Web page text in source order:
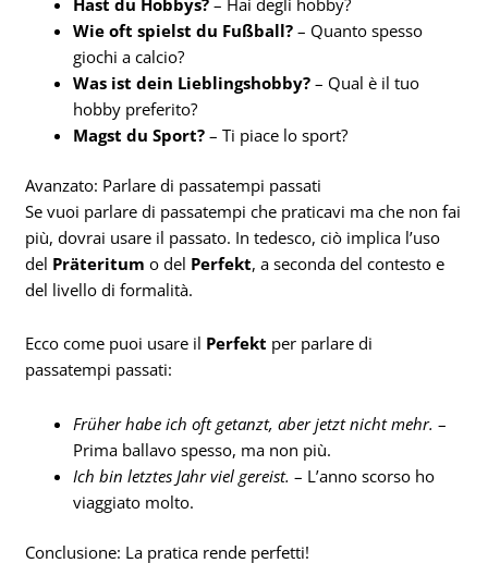
Hast du Hobbys? – Hai degli hobby?
Wie oft spielst du Fußball? – Quanto spesso
giochi a calcio?
Was ist dein Lieblingshobby? – Qual è il tuo
hobby preferito?
Magst du Sport? – Ti piace lo sport?
Avanzato: Parlare di passatempi passati
Se vuoi parlare di passatempi che praticavi ma che non fai
più, dovrai usare il passato. In tedesco, ciò implica l’uso
del Präteritum o del Perfekt, a seconda del contesto e
del livello di formalità.
Ecco come puoi usare il Perfekt per parlare di
passatempi passati:
Früher habe ich oft getanzt, aber jetzt nicht mehr. –
Prima ballavo spesso, ma non più.
Ich bin letztes Jahr viel gereist. – L’anno scorso ho
viaggiato molto.
Conclusione: La pratica rende perfetti!